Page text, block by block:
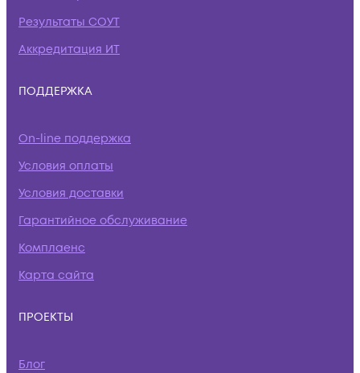
Результаты СОУТ
Аккредитация ИТ
ПОДДЕРЖКА
On-line поддержка
Условия оплаты
Условия доставки
Гарантийное обслуживание
Комплаенс
Карта сайта
ПРОЕКТЫ
Блог